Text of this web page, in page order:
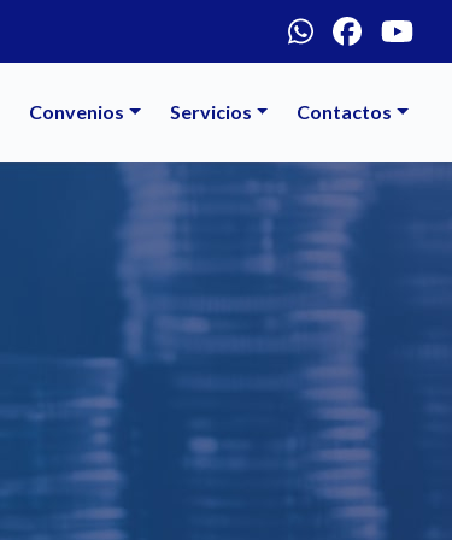
Menú social
Convenios Servicios Contactos